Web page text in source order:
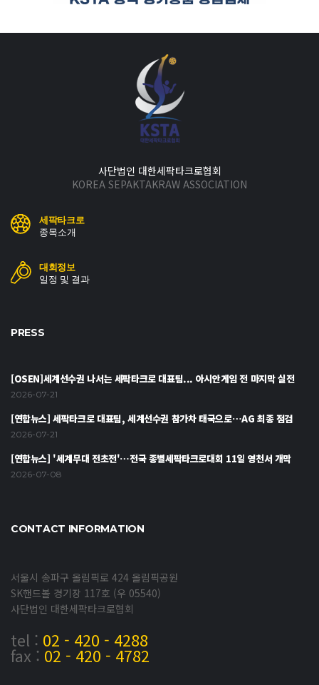
사단법인 대한세팍타크로협회
KOREA SEPAKTAKRAW ASSOCIATION
세팍타크로
종목소개
대회정보
일정 및 결과
PRESS
[OSEN]세계선수권 나서는 세팍타크로 대표팀... 아시안게임 전 마지막 실전
2026-07-21
[연합뉴스] 세팍타크로 대표팀, 세계선수권 참가차 태국으로…AG 최종 점검
2026-07-21
[연합뉴스] '세계무대 전초전'…전국 종별세팍타크로대회 11일 영천서 개막
2026-07-08
CONTACT INFORMATION
서울시 송파구 올림픽로 424 올림픽공원
SK핸드볼 경기장 117호 (우 05540)
사단법인 대한세팍타크로협회
tel : 02 - 420 - 4288
fax : 02 - 420 - 4782